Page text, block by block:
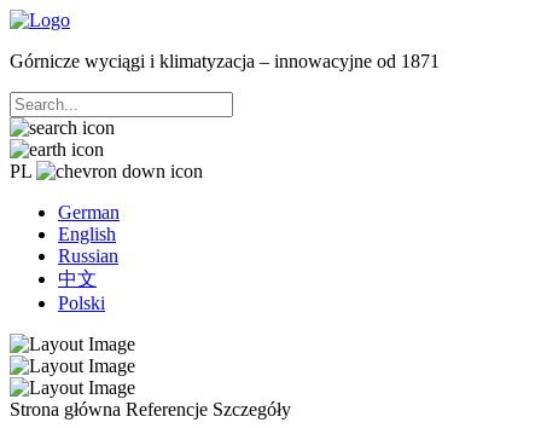
Górnicze wyciągi i klimatyzacja – innowacyjne od 1871
PL
German
English
Russian
中文
Polski
Strona główna Referencje Szczegóły